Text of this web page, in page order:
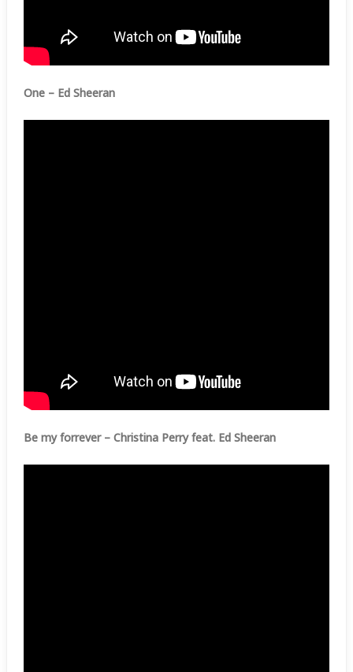
One – Ed Sheeran
Be my forrever – Christina Perry feat. Ed Sheeran